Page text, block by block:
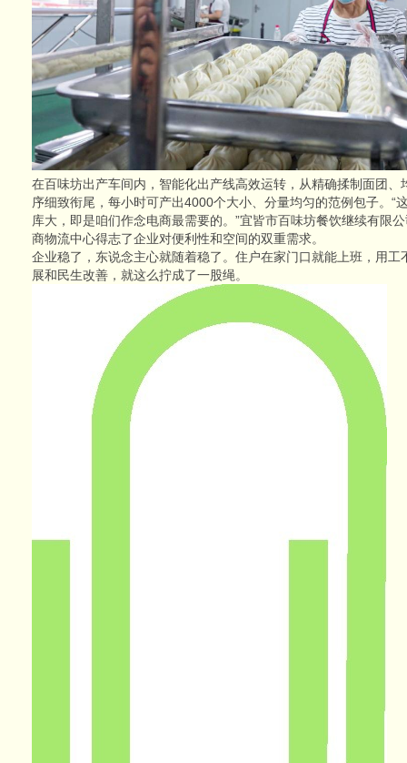
在百味坊出产车间内，智能化出产线高效运转，从精确揉制面团、
序细致衔尾，每小时可产出4000个大小、分量均匀的范例包子。“
库大，即是咱们作念电商最需要的。”宜皆市百味坊餐饮继续有限
商物流中心得志了企业对便利性和空间的双重需求。
企业稳了，东说念主心就随着稳了。住户在家门口就能上班，用工
展和民生改善，就这么拧成了一股绳。